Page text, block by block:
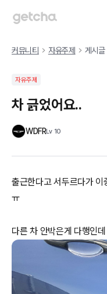
커뮤니티 자유주제 게시글
자유주제
차 긁었어요..
WDFRLv 10
출근한다고 서두르다가
ㅠ
다른 차 안박은게 다행인